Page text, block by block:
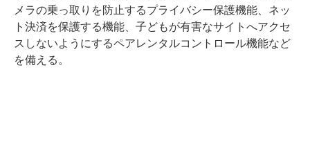
メラの乗っ取りを防止するプライバシー保護機能、ネッ
ト決済を保護する機能、子どもが有害なサイトへアクセ
スしないようにするペアレンタルコントロール機能など
を備える。